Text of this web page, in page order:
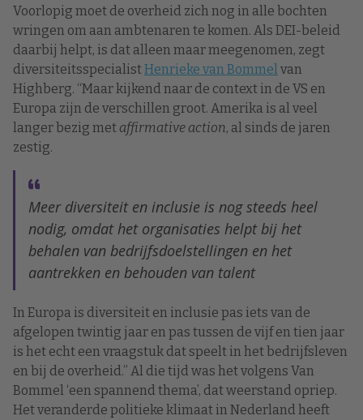
Voorlopig moet de overheid zich nog in alle bochten
wringen om aan ambtenaren te komen. Als DEI-beleid
daarbij helpt, is dat alleen maar meegenomen, zegt
diversiteitsspecialistHenrieke van Bommel van
Highberg. “Maar kijkend naar de context in de VS en
Europa zijn de verschillen groot. Amerika is al veel
langer bezig met affirmative action, al sinds de jaren
zestig.
Meer diversiteit en inclusie is nog steeds heel
nodig, omdat het organisaties helpt bij het
behalen van bedrijfsdoelstellingen en het
aantrekken en behouden van talent
In Europa is diversiteit en inclusie pas iets van de
afgelopen twintig jaar en pas tussen de vijf en tien jaar
is het echt een vraagstuk dat speelt in het bedrijfsleven
en bij de overheid.” Al die tijd was het volgens Van
Bommel ‘een spannend thema’, dat weerstand opriep.
Het veranderde politieke klimaat in Nederland heeft